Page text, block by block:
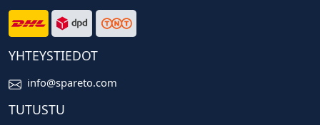
YHTEYSTIEDOT
info@spareto.com
TUTUSTU